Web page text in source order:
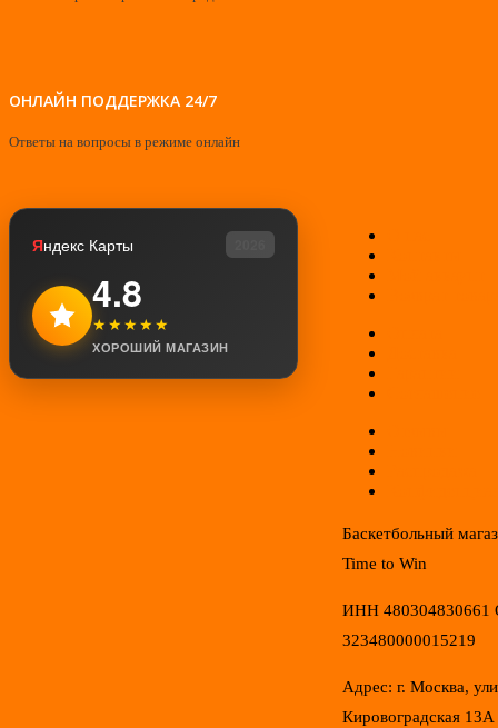
ОНЛАЙН ПОДДЕРЖКА 24/7
Ответы на вопросы в режиме онлайн
Яндекс Карты
4.8
★★★★★
ХОРОШИЙ МАГАЗИН
Баскетбольный
Time to Win
ИНН 480304830661
323480000015219
Адрес: г. Москва,
Кировоградская 13А